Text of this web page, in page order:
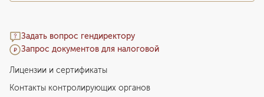
Задать вопрос гендиректору
Запрос документов для налоговой
Лицензии и сертификаты
Контакты контролирующих органов